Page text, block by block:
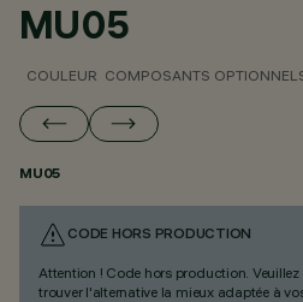
MU05
COULEUR COMPOSANTS
MU05
CODE HORS PRODUCTION
Attention ! Code hors production.
trouver l'alternative la mieux adaptée à